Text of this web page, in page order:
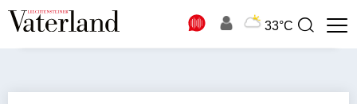
33°C
Suchbegriff
Suche